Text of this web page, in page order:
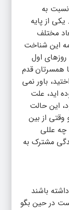
نسبت به
از پایه
مختلف
این شناخت
روزهای اول
همسرتان قدم
باور نمی
اید، علت
این حالت
از بین
عللی
مشترک به
باشند
در حین بگو